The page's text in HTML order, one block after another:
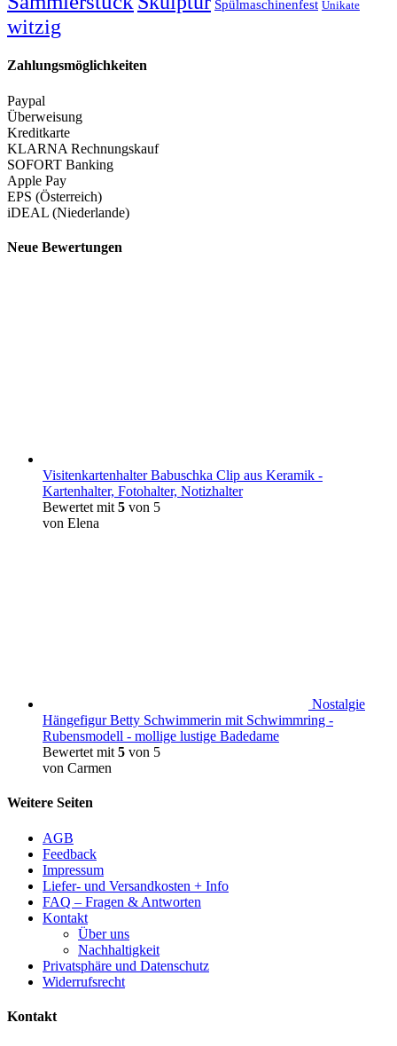
Spülmaschinenfest Unikate
witzig
Zahlungsmöglichkeiten
Paypal
Überweisung
Kreditkarte
KLARNA Rechnungskauf
SOFORT Banking
Apple Pay
EPS (Österreich)
iDEAL (Niederlande)
Neue Bewertungen
Visitenkartenhalter Babuschka Clip aus Keramik -
Kartenhalter, Fotohalter, Notizhalter
Bewertet mit 5 von 5
von Elena
Nostalgie
Hängefigur Betty Schwimmerin mit Schwimmring -
Rubensmodell - mollige lustige Badedame
Bewertet mit 5 von 5
von Carmen
Weitere Seiten
AGB
Feedback
Impressum
Liefer- und Versandkosten + Info
FAQ – Fragen & Antworten
Kontakt
Über uns
Nachhaltigkeit
Privatsphäre und Datenschutz
Widerrufsrecht
Kontakt